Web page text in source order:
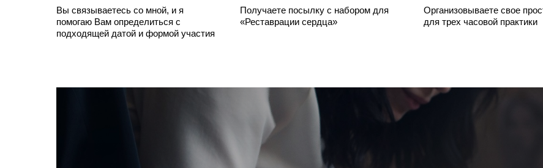
Вы связываетесь со мной, и я
помогаю Вам определиться с
подходящей датой и формой участия
Получаете посылку с набором для
«Реставрации сердца»
Организовываете свое
для трех часовой практики